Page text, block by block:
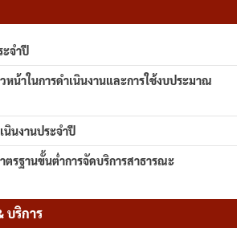
ะจำปี
น้าในการดำเนินงานและการใช้งบประมาณ
นินงานประจำปี
ตรฐานขั้นต่ำการจัดบริการสาธารณะ
บริการ